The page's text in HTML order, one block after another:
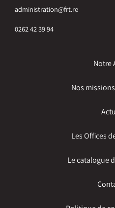
administration@frt.re
0262 42 39 94
Notre
Nos
Les Offices
Le catalogue